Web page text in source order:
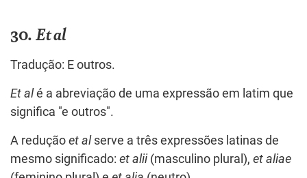
30.Et al
Tradução: E outros.
Et al é a abreviação de uma expressão em latim que
significa "e outros".
A redução et al serve a três expressões latinas de
mesmo significado: et alii (masculino plural), et aliae